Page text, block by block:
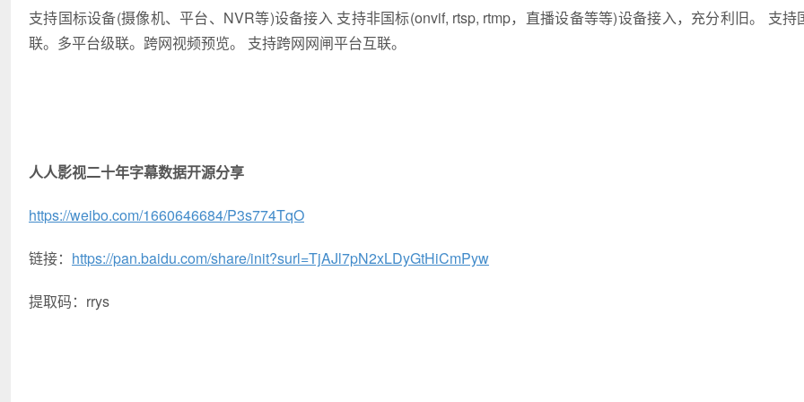
支持国标设备(摄像机、平台、NVR等)设备接入 支持非国标(onvif, rtsp, rtmp，直播设备等等)设备接入，充分利旧。 支持
联。多平台级联。跨网视频预览。 支持跨网网闸平台互联。
人人影视二十年字幕数据开源分享
https://weibo.com/1660646684/P3s774TqO
链接： https://pan.baidu.com/share/init?surl=TjAJl7pN2xLDyGtHiCmPyw
提取码：rrys